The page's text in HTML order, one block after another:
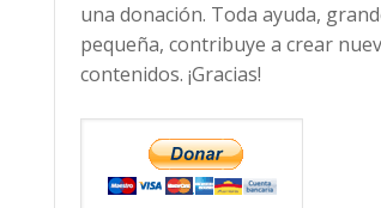
una donación. Toda ayuda,
pequeña, contribuye a crear
contenidos. ¡Gracias!